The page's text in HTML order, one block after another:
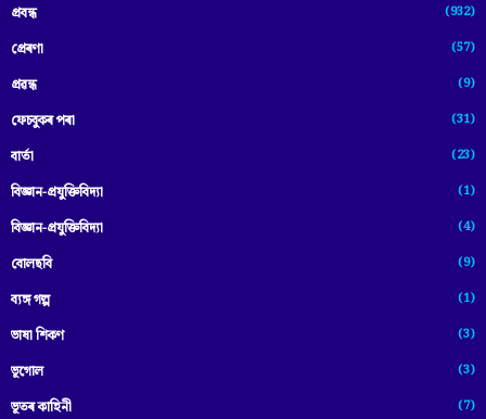
প্ৰবন্ধ (932)
প্ৰেৰণা (57)
প্ৰৱন্ধ (9)
ফেচবুকৰ পৰা (31)
বাৰ্তা (23)
বিজ্ঞান-প্রযুক্তিবিদ্যা (1)
বিজ্ঞান-প্ৰযুক্তিবিদ্যা (4)
বোলছবি (9)
ব্যঙ্গ গল্প (1)
ভাষা শিকণ (3)
ভূগোল (3)
ভূতৰ কাহিনী (7)